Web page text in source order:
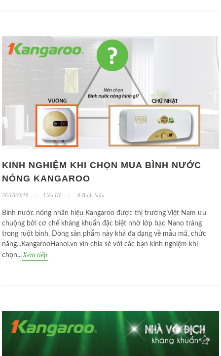
KINH NGHIỆM KHI CHỌN MUA BÌNH NƯỚC
NÓNG KANGAROO
26/10/2018 Liên Hệ 0 Bình luận
Bình nước nóng nhãn hiệu Kangaroo được thị trường Việt Nam ưu
chuộng bởi cơ chế kháng khuẩn đặc biệt nhờ lớp bạc Nano tráng
trong ruột bình. Dòng sản phẩm này khá đa dạng về mẫu mã, chức
năng...KangarooHanoi.vn xin chia sẻ với các bạn kinh nghiệm khi
chọn...Xem tiếp